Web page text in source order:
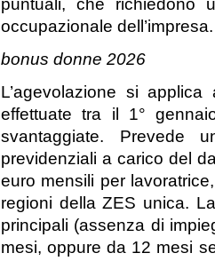
occupazionale dell’impresa.
bonus donne 2026
L’agevolazione si
effettuate tra il 1°
svantaggiate. Prevede
previdenziali a carico del
euro mensili per
regioni della ZES unica.
principali (assenza di
mesi, oppure da 12 mesi